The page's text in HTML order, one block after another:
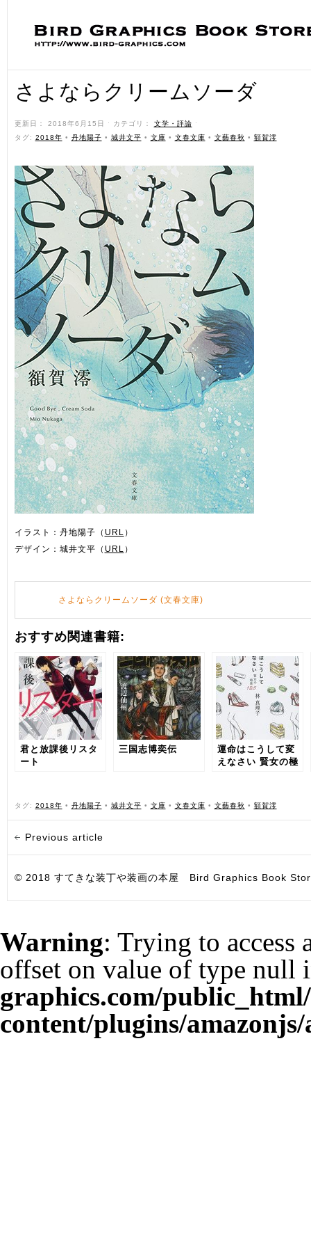
さよならクリームソーダ
更新日： 2018年6月15日 ˑ カテゴリ： 文学・評論 ˑ
タグ: 2018年 • 丹地陽子 • 城井文平 • 文庫 • 文春文庫 • 文藝春秋 • 額賀澪
イラスト：丹地陽子（ URL ）
デザイン：城井文平（ URL ）
さよならクリームソーダ (文春文庫)
おすすめ関連書籍:
君と放課後リスタ
ート
三国志博奕伝
運命はこうして変
えなさい 賢女の極
タグ: 2018年 • 丹地陽子 • 城井文平 • 文庫 • 文春文庫 • 文藝春秋 • 額賀澪
Previous article
© 2018 すてきな装丁や装画の本屋 Bird Graphics Book
Warning: Trying to access
offset on value of type null
graphics.com/
content/plugins/